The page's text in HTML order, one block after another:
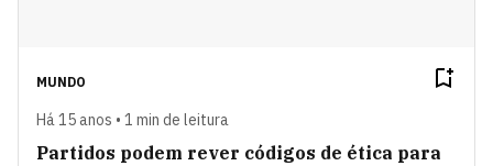
MUNDO
Há 15 anos • 1 min de leitura
Partidos podem rever códigos de ética para